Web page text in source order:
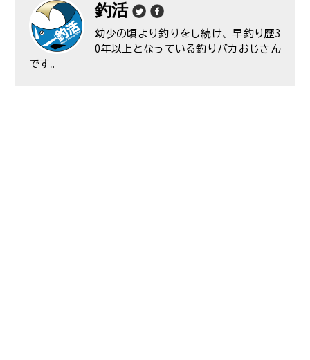
釣活
幼少の頃より釣りをし続け、早釣り歴3
0年以上となっている釣りバカおじさん
です。